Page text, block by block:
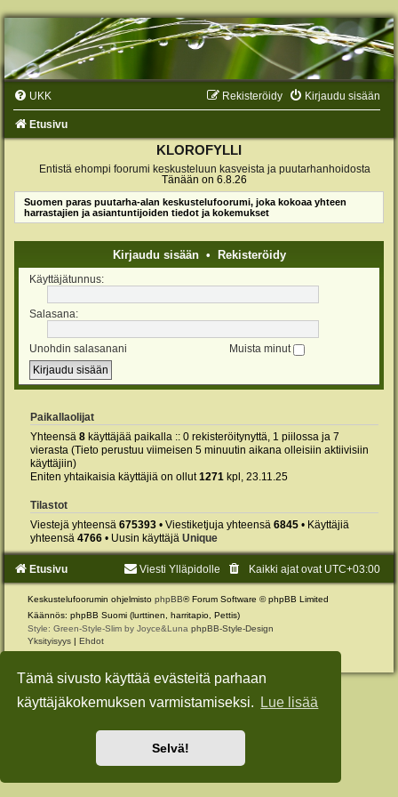
Tämä sivusto käyttää evästeitä parhaan
käyttäjäkokemuksen varmistamiseksi.
Lue lisää
Selvä!
UKK Kirjaudu sisään
Rekisteröidy
Etusivu
KLOROFYLLI
Entistä ehompi foorumi keskusteluun kasveista ja puutarhanhoidosta
Tänään on 6.8.26
Suomen paras puutarha-alan keskustelufoorumi, joka kokoaa yhteen
harrastajien ja asiantuntijoiden tiedot ja kokemukset
Kirjaudu sisään• Rekisteröidy
Käyttäjätunnus:
Salasana:
Unohdin salasanani Muista minut
Paikallaolijat
Yhteensä 8 käyttäjää paikalla :: 0 rekisteröitynyttä, 1 piilossa ja 7
vierasta (Tieto perustuu viimeisen 5 minuutin aikana olleisiin aktiivisiin
käyttäjiin)
Eniten yhtaikaisia käyttäjiä on ollut1271 kpl, 23.11.25
Tilastot
Viestejä yhteensä 675393 • Viestiketjuja yhteensä 6845 • Käyttäjiä
yhteensä 4766 • Uusin käyttäjä Unique
Etusivu Kaikki ajat ovat UTC+03:00
Viesti Ylläpidolle
Keskustelufoorumin ohjelmisto phpBB® Forum Software © phpBB Limited
Käännös: phpBB Suomi (lurttinen, harritapio, Pettis)
Style: Green-Style-Slim by Joyce&Luna phpBB-Style-Design
Yksityisyys | Ehdot